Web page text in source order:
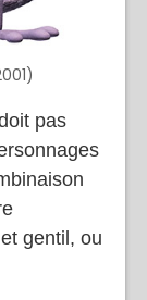
pas
gentil, ou